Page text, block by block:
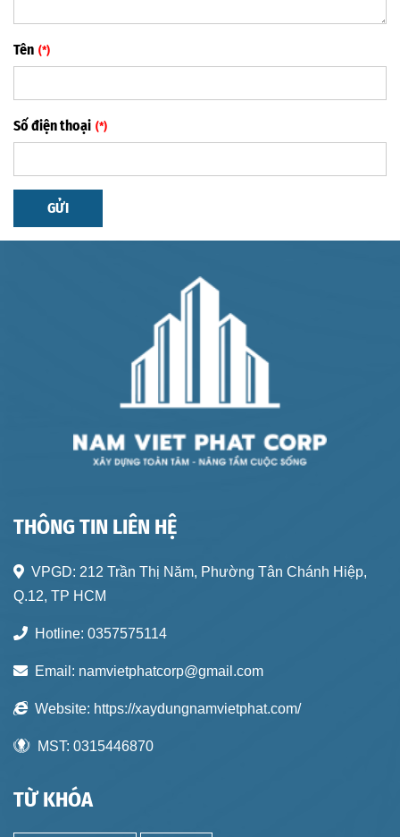
Tên
Số điện thoại
GỬI
THÔNG TIN LIÊN HỆ
VPGD: 212 Trần Thị Năm, Phường Tân Chánh Hiệp,
Q.12, TP HCM
Hotline: 0357575114
Email: namvietphatcorp@gmail.com
Website: https://xaydungnamvietphat.com/
MST: 0315446870
TỪ KHÓA